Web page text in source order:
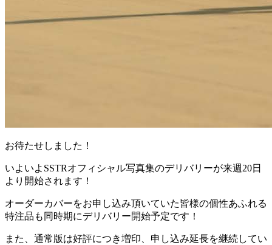
お待たせしました！
いよいよSSTRオフィシャル写真集のデリバリーが来週20日
より開始されます！
オーダーカバーをお申し込み頂いていた皆様の個性あふれる
特注品も同時期にデリバリー開始予定です！
また、通常版は好評につき増印、申し込み延長を継続してい